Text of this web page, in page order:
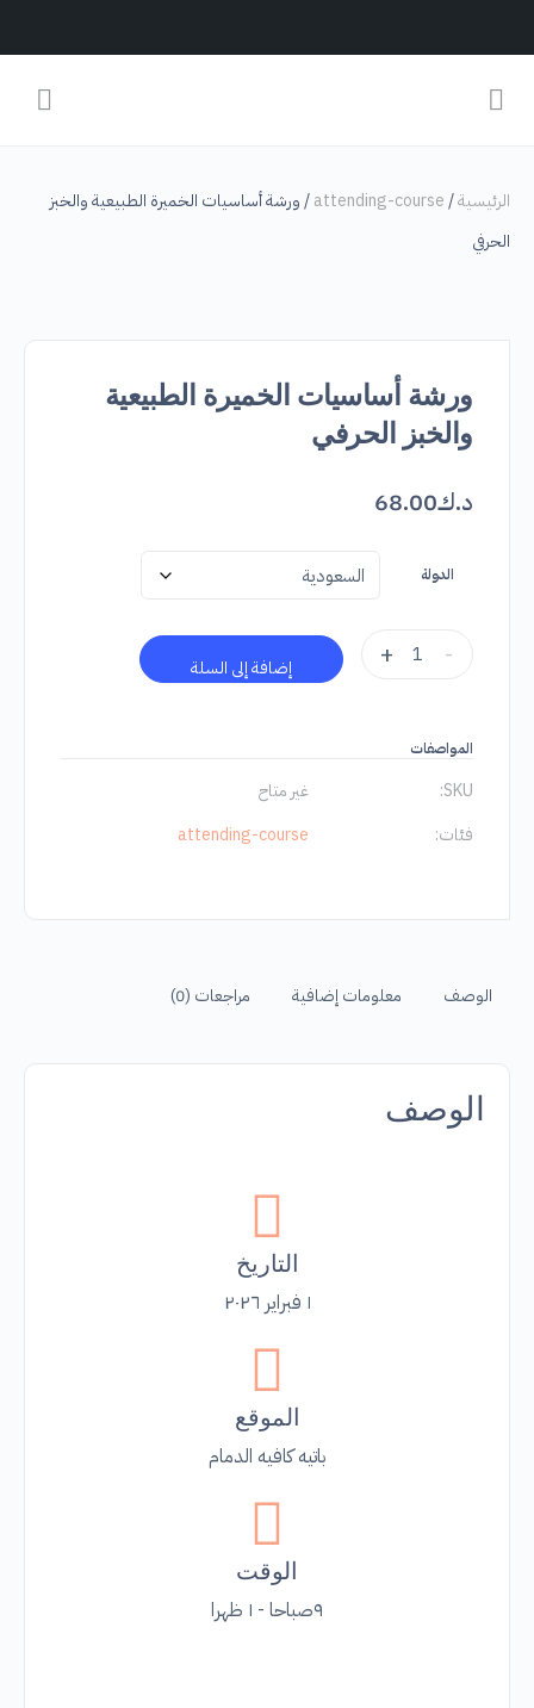
الرئيسية/
attending-course/ ورشة أساسيات الخميرة الطبيعية والخبز
الحرفي
ورشة أساسيات الخميرة الطبيعية
والخبز الحرفي
د.ك68.00
الدولة
-
+ إضافة إلى السلة
المواصفات
SKU:
غير متاح
فئات:
attending-course
الوصف معلومات إضافية مراجعات (0)
الوصف
الوقت
٩صباحا - ١ ظهرا
الموقع
باتيه كافيه الدمام
التاريخ
١ فبراير ٢٠٢٦